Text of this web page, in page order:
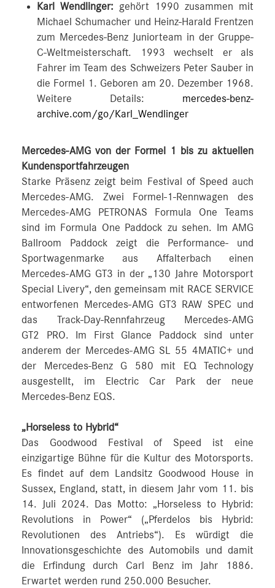
Karl Wendlinger: gehört 1990 zusammen mit
Michael Schumacher und Heinz-Harald Frentzen
zum Mercedes-Benz Juniorteam in der Gruppe-
C-Weltmeisterschaft. 1993 wechselt er als
Fahrer im Team des Schweizers Peter Sauber in
die Formel 1. Geboren am 20. Dezember 1968.
Weitere Details: mercedes-benz-
archive.com/go/Karl_Wendlinger
Mercedes-AMG von der Formel 1 bis zu aktuellen
Kundensportfahrzeugen
Starke Präsenz zeigt beim Festival of Speed auch
Mercedes-AMG. Zwei Formel-1-Rennwagen des
Mercedes-AMG PETRONAS Formula One Teams
sind im Formula One Paddock zu sehen. Im AMG
Ballroom Paddock zeigt die Performance- und
Sportwagenmarke aus Affalterbach einen
Mercedes-AMG GT3 in der „130 Jahre Motorsport
Special Livery“, den gemeinsam mit RACE SERVICE
entworfenen Mercedes-AMG GT3 RAW SPEC und
das Track-Day-Rennfahrzeug Mercedes-AMG
GT2 PRO. Im First Glance Paddock sind unter
anderem der Mercedes-AMG SL 55 4MATIC+ und
der Mercedes-Benz G 580 mit EQ Technology
ausgestellt, im Electric Car Park der neue
Mercedes-Benz EQS.
„Horseless to Hybrid“
Das Goodwood Festival of Speed ist eine
einzigartige Bühne für die Kultur des Motorsports.
Es findet auf dem Landsitz Goodwood House in
Sussex, England, statt, in diesem Jahr vom 11. bis
14. Juli 2024. Das Motto: „Horseless to Hybrid:
Revolutions in Power“ („Pferdelos bis Hybrid:
Revolutionen des Antriebs“). Es würdigt die
Innovationsgeschichte des Automobils und damit
die Erfindung durch Carl Benz im Jahr 1886.
Erwartet werden rund 250.000 Besucher.